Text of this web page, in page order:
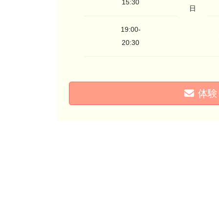
日
15:30
19:00-
20:30
体